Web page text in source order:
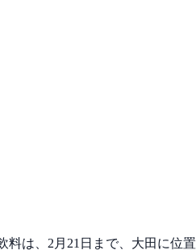
料は、2月21日まで、大田に位